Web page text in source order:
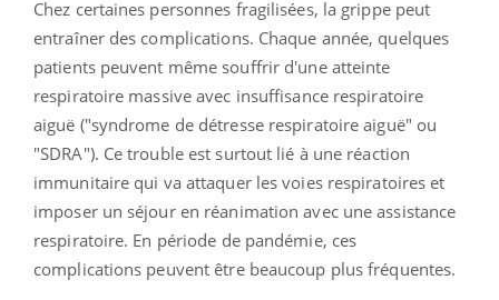
Chez certaines personnes fragilisées, la grippe peut
entraîner des complications. Chaque année, quelques
patients peuvent même souffrir d'une atteinte
respiratoire massive avec insuffisance respiratoire
aiguë ("syndrome de détresse respiratoire aiguë" ou
"SDRA"). Ce trouble est surtout lié à une réaction
immunitaire qui va attaquer les voies respiratoires et
imposer un séjour en réanimation avec une assistance
respiratoire. En période de pandémie, ces
complications peuvent être beaucoup plus fréquentes.